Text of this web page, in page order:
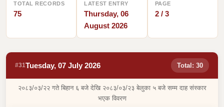
TOTAL RECORDS
75
LATEST ENTRY
Thursday, 06
August 2026
PAGE
2 / 3
#31Tuesday, 07 July 2026 Total: 30
२०८३/०३/२२ गते बिहान ६ बजे देखि २०८३/०३/२३ बेलुका ५ बजे सम्म दाह संस्कार
भएक विवरण